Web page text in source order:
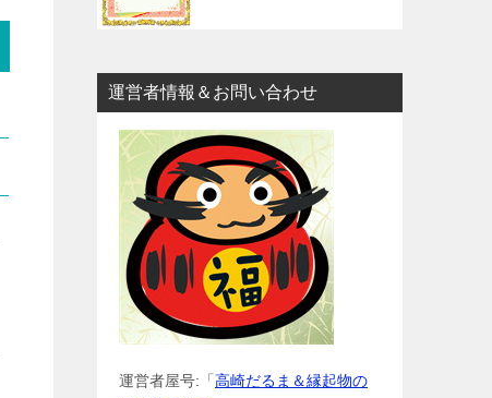
運営者情報＆お問い合わせ
運営者屋号:「 高崎だるま＆縁起物の